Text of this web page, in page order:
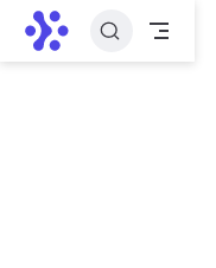
跳至主要內容